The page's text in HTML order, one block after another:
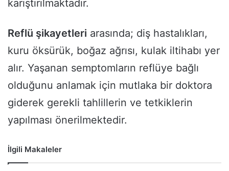
karıştırılmaktadır.
Reflü şikayetleri arasında; diş hastalıkları,
kuru öksürük, boğaz ağrısı, kulak iltihabı yer
alır. Yaşanan semptomların reflüye bağlı
olduğunu anlamak için mutlaka bir doktora
giderek gerekli tahlillerin ve tetkiklerin
yapılması önerilmektedir.
İlgili Makaleler